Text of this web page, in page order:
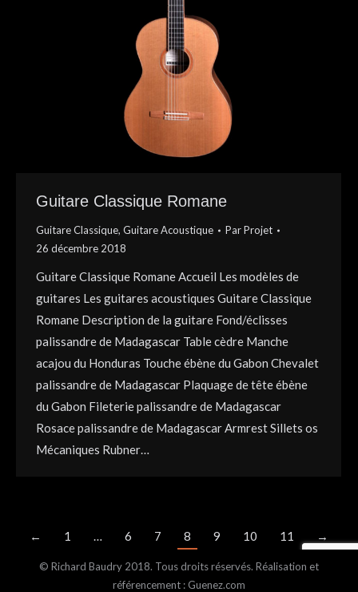
Guitare Classique Romane
Guitare Classique, Guitare Acoustique ParProjet
26 décembre 2018
Guitare Classique Romane Accueil Les modèles de
guitares Les guitares acoustiques Guitare Classique
Romane Description de la guitare Fond/éclisses
palissandre de Madagascar Table cèdre Manche
acajou du Honduras Touche ébène du Gabon Chevalet
palissandre de Madagascar Plaquage de tête ébène
du Gabon Fileterie palissandre de Madagascar
Rosace palissandre de Madagascar Armrest Sillets os
Mécaniques Rubner…
← 1 … 6 7 8 9 10 11 →
© Richard Baudry 2018. Tous droits réservés. Réalisation et
référencement : Guenez.com